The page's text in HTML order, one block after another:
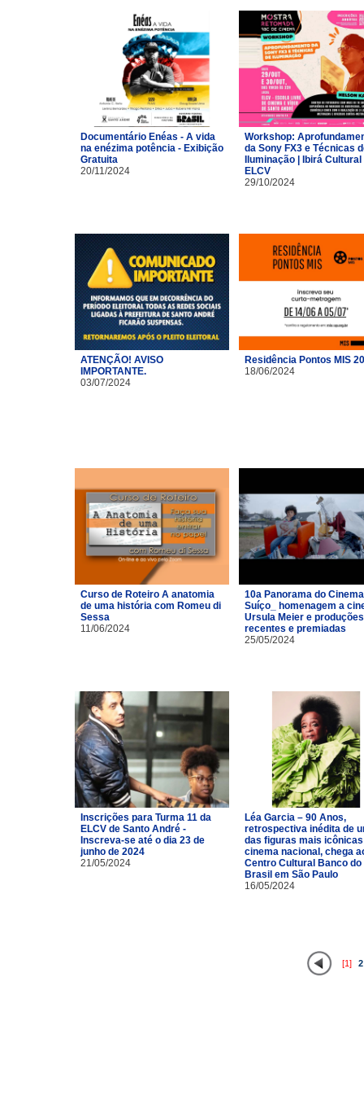
Documentário Enéas - A vida
na enézima potência - Exibição
Gratuita
20/11/2024
Workshop:
da Sony FX3 e Técnicas
Iluminação | Ibirá Cultural
ELCV
29/10/2024
ATENÇÃO! AVISO
IMPORTANTE.
03/07/2024
Residência Pontos MIS
18/06/2024
Curso de Roteiro A anatomia
de uma história com Romeu di
Sessa
11/06/2024
10a Panorama do Cinema
Suíço_ homenagem a
Ursula Meier e produções
recentes e premiadas
25/05/2024
Inscrições para Turma 11 da
ELCV de Santo André -
Inscreva-se até o dia 23 de
junho de 2024
21/05/2024
Léa Garcia – 90 Anos,
retrospectiva inédita de
das figuras mais
cinema nacional, chega
Centro Cultural Banco do
Brasil em São Paulo
16/05/2024
[1] 2